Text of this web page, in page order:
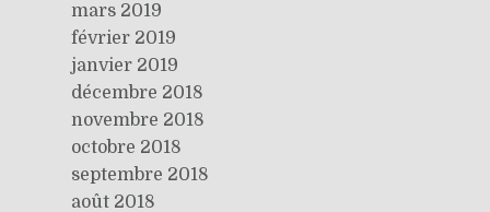
mars 2019
février 2019
janvier 2019
décembre 2018
novembre 2018
octobre 2018
septembre 2018
août 2018